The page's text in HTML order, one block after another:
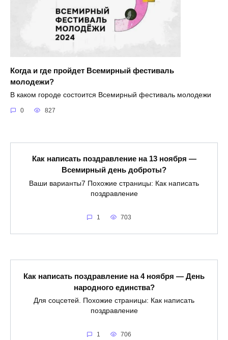
Когда и где пройдет Всемирный фестиваль
молодежи?
В каком городе состоится Всемирный фестиваль молодежи
0 827
Как написать поздравление на 13 ноября —
Всемирный день доброты?
Ваши варианты7 Похожие страницы: Как написать
поздравление
1 703
Как написать поздравление на 4 ноября — День
народного единства?
Для соцсетей. Похожие страницы: Как написать
поздравление
1 706